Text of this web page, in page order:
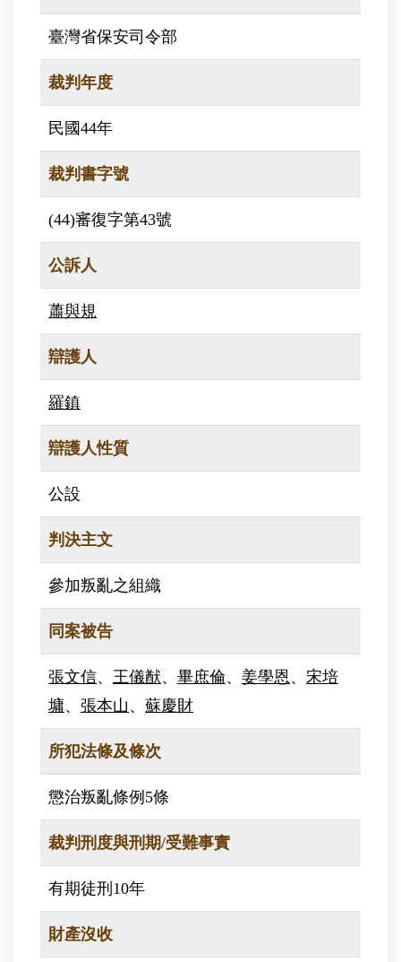
臺灣省保安司令部
裁判年度
民國44年
裁判書字號
(44)審復字第43號
公訴人
蕭與規
辯護人
羅鎮
辯護人性質
公設
判決主文
參加叛亂之組織
同案被告
張文信、 王儀猷、 畢庶倫、 姜學恩、 宋培
墉、 張本山 、 蘇慶財
所犯法條及條次
懲治叛亂條例5條
裁判刑度與刑期/受難事實
有期徒刑10年
財產沒收